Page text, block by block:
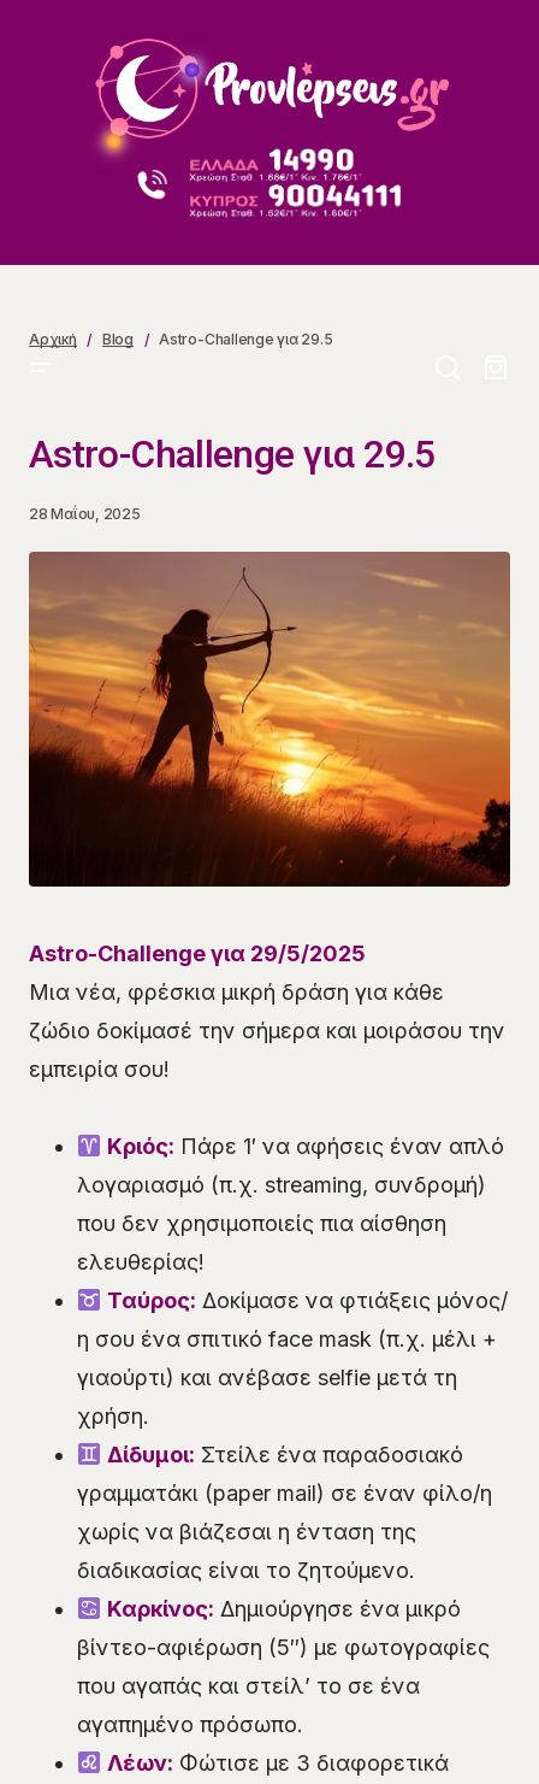
Αρχική Blog Astro-Challenge για 29.5
Astro-Challenge για 29.5
28 Μαΐου, 2025
Astro-Challenge για 29/5/2025
Μια νέα, φρέσκια μικρή δράση για κάθε
ζώδιο δοκίμασέ την σήμερα και μοιράσου την
εμπειρία σου!
Κριός: Πάρε 1′ να αφήσεις έναν απλό
λογαριασμό (π.χ. streaming, συνδρομή)
που δεν χρησιμοποιείς πια αίσθηση
ελευθερίας!
Ταύρος: Δοκίμασε να φτιάξεις μόνος/
η σου ένα σπιτικό face mask (π.χ. μέλι +
γιαούρτι) και ανέβασε selfie μετά τη
χρήση.
Δίδυμοι: Στείλε ένα παραδοσιακό
γραμματάκι (paper mail) σε έναν φίλο/η
χωρίς να βιάζεσαι η ένταση της
διαδικασίας είναι το ζητούμενο.
Καρκίνος: Δημιούργησε ένα μικρό
βίντεο-αφιέρωση (5″) με φωτογραφίες
που αγαπάς και στείλ’ το σε ένα
αγαπημένο πρόσωπο.
Λέων: Φώτισε με 3 διαφορετικά